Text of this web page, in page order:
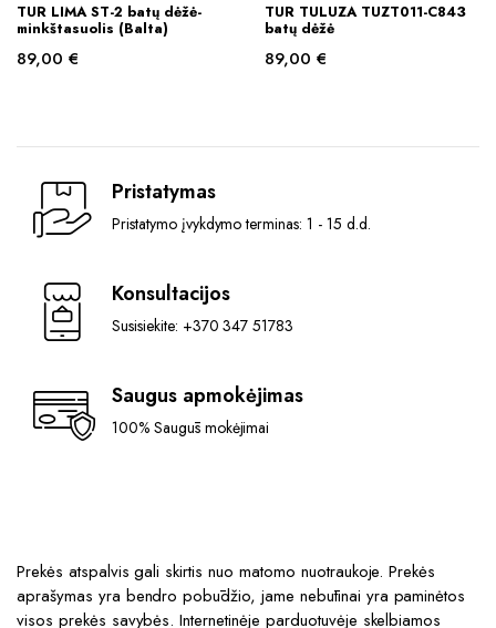
TUR LIMA ST-2 batų dėžė-
minkštasuolis (Balta)
89,00 €
TUR TULUZA TUZT011-C843
batų dėžė
89,00 €
Pristatymas
Pristatymo įvykdymo terminas: 1 - 15 d.d.
Konsultacijos
Susisiekite: +370 347 51783
Saugus apmokėjimas
100% Saugūs mokėjimai
Prekės atspalvis gali skirtis nuo matomo nuotraukoje. Prekės
aprašymas yra bendro pobūdžio, jame nebūtinai yra paminėtos
visos prekės savybės. Internetinėje parduotuvėje skelbiamos